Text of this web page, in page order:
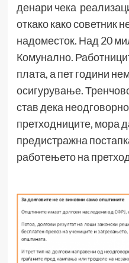
денари чека
откако како советник
надоместок. Над 20
Комунално.
плата, а пет години
осигурување.
став дека
претходниците, мора
предистражна
работењето на